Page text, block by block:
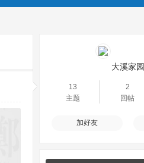
大溪家园
13
主题
2
回帖
加好友